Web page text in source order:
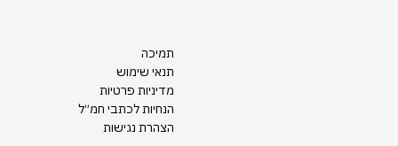
תמיכה
תנאי שימוש
מדיניות פרטיות
הנחיות לכתבי חמ״ל
הצהרת נגישות